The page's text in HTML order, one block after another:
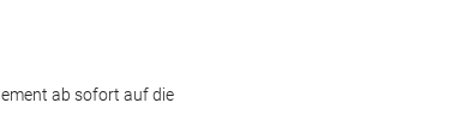
ab sofort auf die